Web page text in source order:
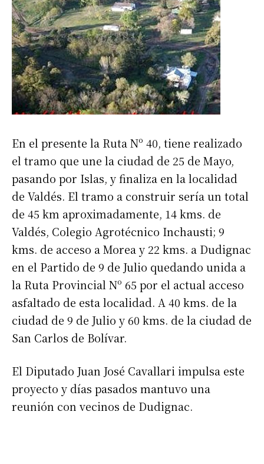
En el presente la Ruta Nº 40, tiene realizado
el tramo que une la ciudad de 25 de Mayo,
pasando por Islas, y finaliza en la localidad
de Valdés. El tramo a construir sería un total
de 45 km aproximadamente, 14 kms. de
Valdés, Colegio Agrotécnico Inchausti; 9
kms. de acceso a Morea y 22 kms. a Dudignac
en el Partido de 9 de Julio quedando unida a
la Ruta Provincial Nº 65 por el actual acceso
asfaltado de esta localidad. A 40 kms. de la
ciudad de 9 de Julio y 60 kms. de la ciudad de
San Carlos de Bolívar.
El Diputado Juan José Cavallari impulsa este
proyecto y días pasados mantuvo una
reunión con vecinos de Dudignac.